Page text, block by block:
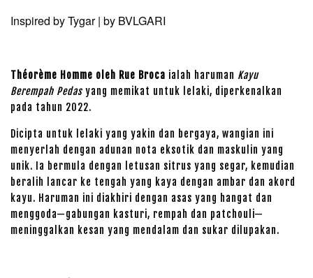
Inspired by Tygar | by BVLGARI
Théorème Homme oleh Rue Broca ialah haruman Kayu
Berempah Pedas yang memikat untuk lelaki, diperkenalkan
pada tahun 2022.
Dicipta untuk lelaki yang yakin dan bergaya, wangian ini
menyerlah dengan adunan nota eksotik dan maskulin yang
unik. Ia bermula dengan letusan sitrus yang segar, kemudian
beralih lancar ke tengah yang kaya dengan ambar dan akord
kayu. Haruman ini diakhiri dengan asas yang hangat dan
menggoda—gabungan kasturi, rempah dan patchouli—
meninggalkan kesan yang mendalam dan sukar dilupakan.